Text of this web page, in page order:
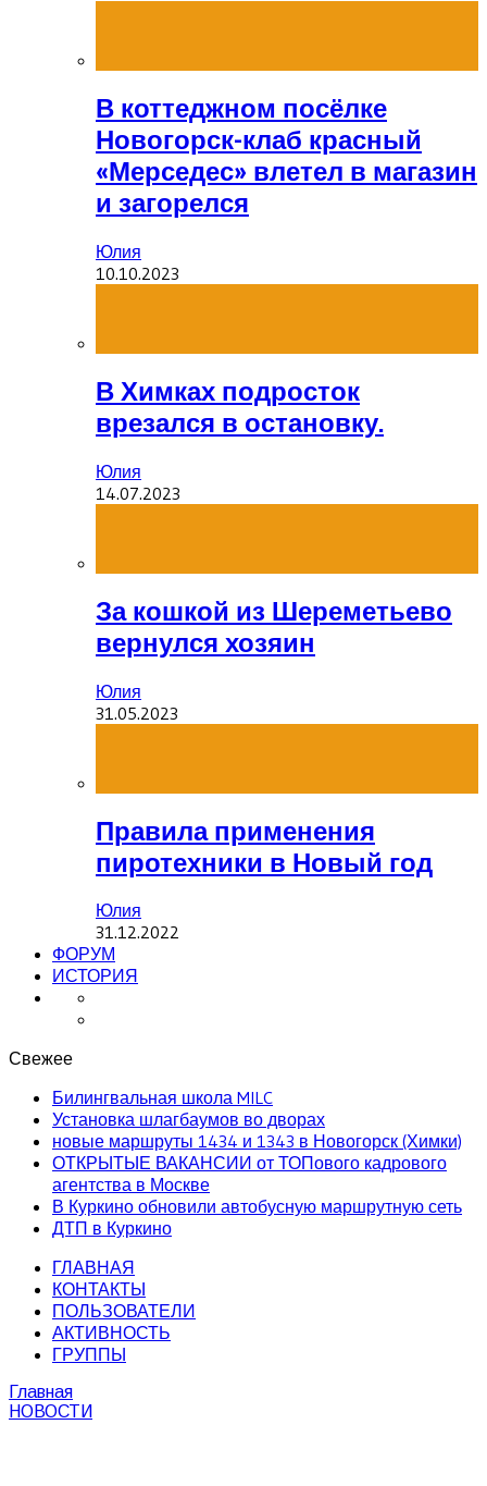
В коттеджном посёлке
Новогорск-клаб красный
«Мерседес» влетел в магазин
и загорелся
Юлия
10.10.2023
В Химках подросток
врезался в остановку.
Юлия
14.07.2023
За кошкой из Шереметьево
вернулся хозяин
Юлия
31.05.2023
Правила применения
пиротехники в Новый год
Юлия
31.12.2022
ФОРУМ
ИСТОРИЯ
Свежее
Билингвальная школа MILC
Установка шлагбаумов во дворах
новые маршруты 1434 и 1343 в Новогорск (Химки)
ОТКРЫТЫЕ ВАКАНСИИ от ТОПового кадрового
агентства в Москве
В Куркино обновили автобусную маршрутную сеть
ДТП в Куркино
ГЛАВНАЯ
КОНТАКТЫ
ПОЛЬЗОВАТЕЛИ
АКТИВНОСТЬ
ГРУППЫ
Главная
НОВОСТИ